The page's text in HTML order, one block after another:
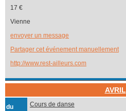
17 €
Vienne
envoyer un message
Partager cet événement manuellement
http://www.rest-ailleurs.com
AVRIL
du
Cours de danse